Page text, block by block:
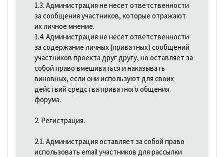
1.3. Администрация не несет ответственности
за сообщения участников, которые отражают
их личное мнение.
1.4. Администрация не несет ответственности
за содержание личных (приватных) сообщений
участников проекта друг другу, но оставляет за
собой право вмешиваться и наказывать
виновных, если они используют для своих
действий средства приватного общения
форума.
2. Регистрация.
2.1. Администрация оставляет за собой право
использовать email участников для рассылки